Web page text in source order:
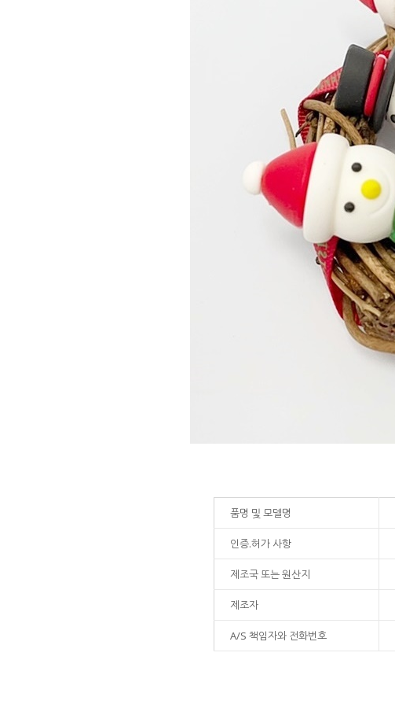
품명 및 모델명
인증.허가 사항
제조국 또는 원산지
제조자
A/S 책임자와 전화번호